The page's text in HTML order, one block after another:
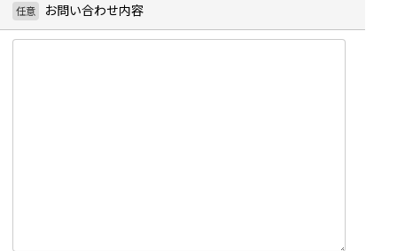
お問い合わせ内容